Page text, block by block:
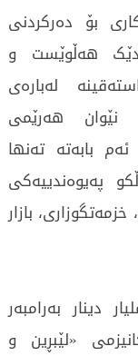
بۆ دەرکردنی
هەڵوێست و
لەبارەی
نێوان هەرێمی
بابەتە تەنها
پەیوەندییەکی
بازار
بەغدا لەسەر ناردنی ١٢٠ ملیار دینار بەرامبەر
«لێبڕین و